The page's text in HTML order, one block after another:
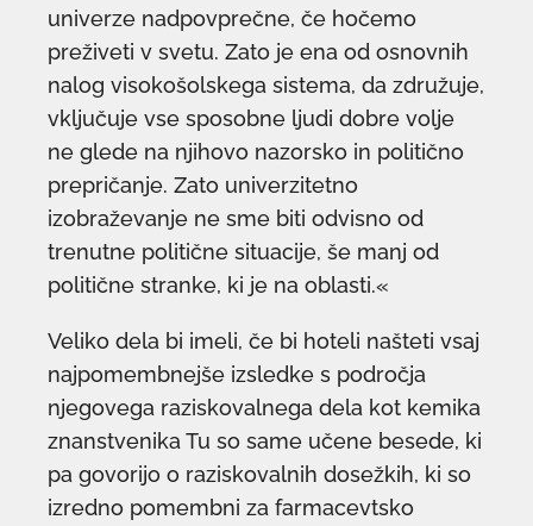
univerze nadpovprečne, če hočemo
preživeti v svetu. Zato je ena od osnovnih
nalog visokošolskega sistema, da združuje,
vključuje vse sposobne ljudi dobre volje
ne glede na njihovo nazorsko in politično
prepričanje. Zato univerzitetno
izobraževanje ne sme biti odvisno od
trenutne politične situacije, še manj od
politične stranke, ki je na oblasti.«
Veliko dela bi imeli, če bi hoteli našteti vsaj
najpomembnejše izsledke s področja
njegovega raziskovalnega dela kot kemika
znanstvenika Tu so same učene besede, ki
pa govorijo o raziskovalnih dosežkih, ki so
izredno pomembni za farmacevtsko